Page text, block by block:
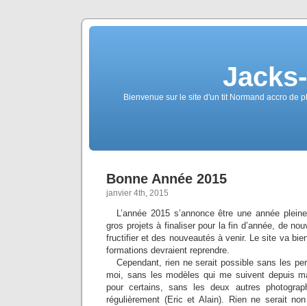
Bienvenue sur le site d'un tit Normand accro de
Bonne Année 2015
janvier 4th, 2015
L’année 2015 s’annonce être une année
gros projets à finaliser pour la fin d’année, de
fructifier et des nouveautés à venir. Le site va
formations devraient reprendre.
Cependant, rien ne serait possible sans les
moi, sans les modèles qui me suivent depuis
pour certains, sans les deux autres
régulièrement (Eric et Alain). Rien ne serait